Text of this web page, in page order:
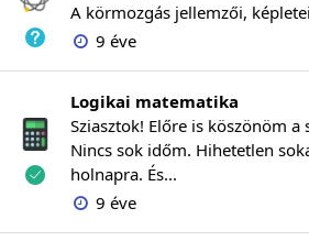
A körmozgás jellemzői,
9 éve
Logikai matematika
Sziasztok! Előre is köszönöm a
Nincs sok időm. Hihetetlen
holnapra. És...
9 éve